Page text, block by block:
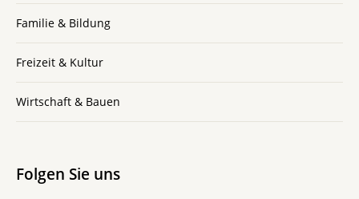
Familie & Bildung
Freizeit & Kultur
Wirtschaft & Bauen
Folgen Sie uns